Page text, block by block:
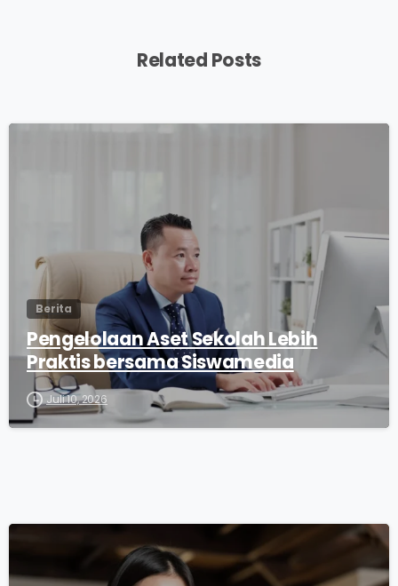
Related Posts
Berita
Pengelolaan Aset Sekolah Lebih
Praktis bersama Siswamedia
Juli 10, 2026